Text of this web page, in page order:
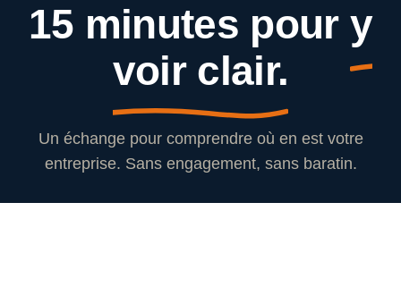
15 minutes pour y
voir clair.
Un échange pour comprendre où en est votre
entreprise. Sans engagement, sans baratin.